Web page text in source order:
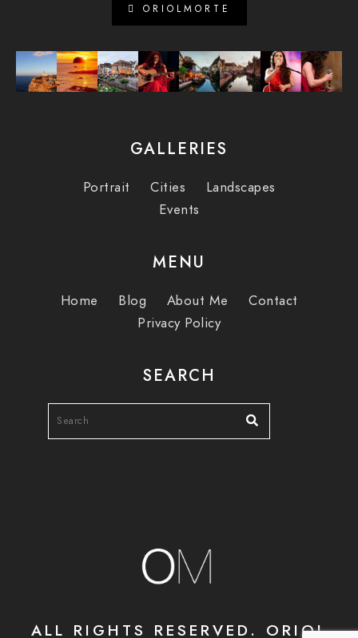
ORIOLMORTE
GALLERIES
Portrait Cities
Landscapes
Events
MENU
Home Blog About Me
Contact
Privacy Policy
SEARCH
ALL RIGHTS RESERVED. ORIOL